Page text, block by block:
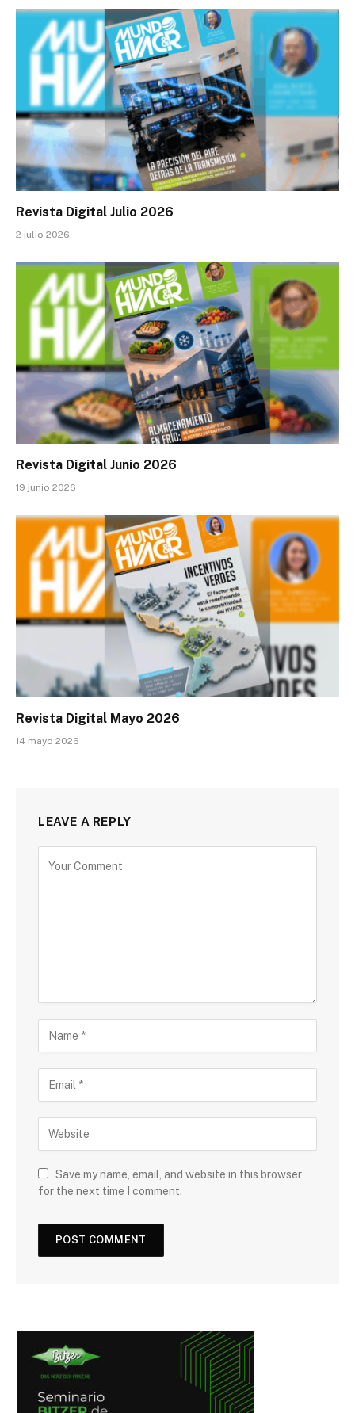
Revista Digital Julio 2026
2 julio 2026
Revista Digital Junio 2026
19 junio 2026
Revista Digital Mayo 2026
14 mayo 2026
LEAVE A REPLY
Save my name, email, and website in this browser
for the next time I comment.